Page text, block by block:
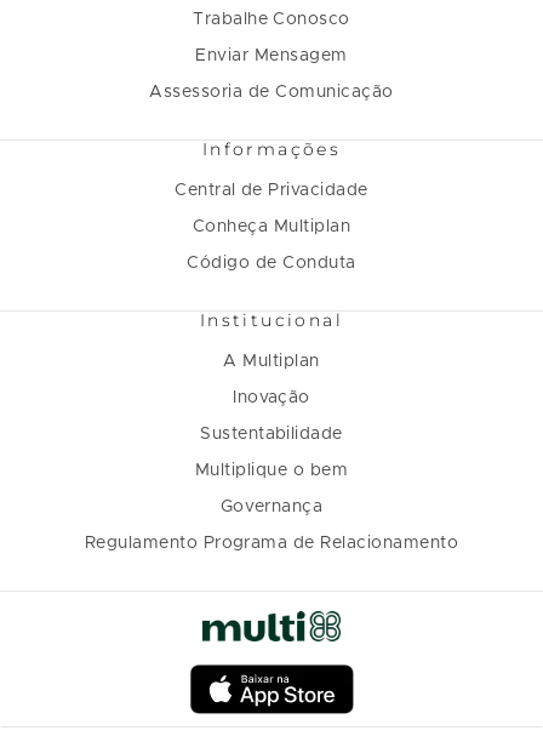
Trabalhe Conosco
Enviar Mensagem
Assessoria de Comunicação
Informações
Central de Privacidade
Conheça Multiplan
Código de Conduta
Institucional
A Multiplan
Inovação
Sustentabilidade
Multiplique o bem
Governança
Regulamento Programa de Relacionamento